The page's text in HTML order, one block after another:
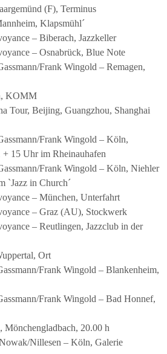
(F), Terminus
Klapsmühl´
– Biberach, Jazzkeller
– Osnabrück, Blue Note
Frank Wingold – Remagen,
KOMM
Tour, Beijing, Guangzhou, Shanghai
Frank Wingold – Köln,
15 Uhr im Rheinauhafen
Frank Wingold – Köln, Niehler
`Jazz in Church´
– München, Unterfahrt
– Graz (AU), Stockwerk
– Reutlingen, Jazzclub in der
Ort
Frank Wingold – Blankenheim,
Frank Wingold – Bad Honnef,
Mönchengladbach, 20.00 h
Nillesen – Köln, Galerie